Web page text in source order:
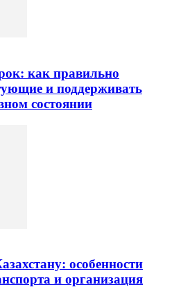
как правильно
и поддерживать
состоянии
особенности
и организация